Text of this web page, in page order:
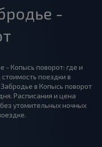
-
- Копысь поворот: где и
поездки в
в Копысь поворот
Расписания и цена
утомительных ночных